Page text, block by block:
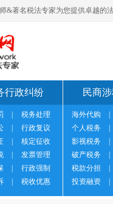
&著名税法专家为您提供卓越的
行政纠纷
税务处理
行政复议
核定征收
发票管理
行政强制
税收优惠
民商
海外代购
个人税务
影视税务
破产税务
税款分担
投资融资